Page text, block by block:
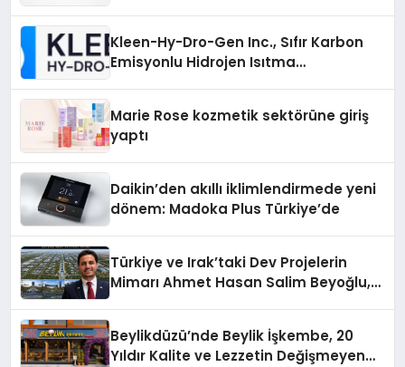
Kleen-Hy-Dro-Gen Inc., Sıfır Karbon
Emisyonlu Hidrojen Isıtma
Marie Rose kozmetik sektörüne giriş
yaptı
Daikin’den akıllı iklimlendirmede yeni
dönem: Madoka Plus Türkiye’de
Türkiye ve Irak’taki Dev Projelerin
Mimarı Ahmet Hasan Salim Beyoğlu,
Hayata Geçirecek
Beylikdüzü’nde Beylik İşkembe, 20
Yıldır Kalite ve Lezzetin Değişmeyen